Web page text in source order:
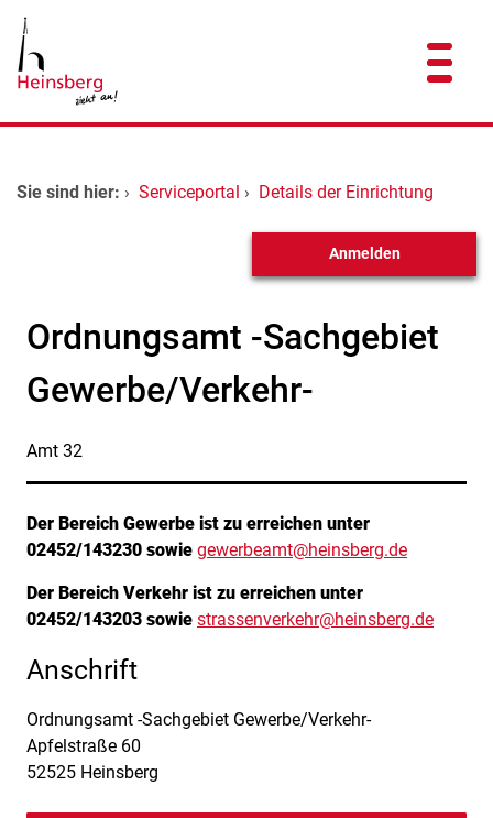
Zum Hauptinhalt springen
Zum Header
Zum Hauptinhalt
Zum Footer
Dienstleistungen A-Z
Sie sind hier: › Serviceportal › Details der Einrichtung
Anmelden
Ordnungsamt -Sachgebiet
Gewerbe/Verkehr-
Kurzbezeichnung
Amt 32
Beschreibung
Der Bereich Gewerbe ist zu erreichen unter
02452/143230 sowie gewerbeamt@heinsberg.de
Der Bereich Verkehr ist zu erreichen unter
02452/143203 sowie strassenverkehr@heinsberg.de
Anschrift
Ordnungsamt -Sachgebiet Gewerbe/Verkehr-
Apfelstraße 60
52525 Heinsberg